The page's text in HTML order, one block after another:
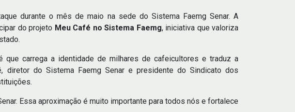
durante o mês de maio na sede do Sistema Faemg Senar. A
do projeto Meu Café no Sistema Faemg, iniciativa que valoriza
que carrega a identidade de milhares de cafeicultores e traduz a
diretor do Sistema Faemg Senar e presidente do Sindicato dos
Essa aproximação é muito importante para todos nós e fortalece